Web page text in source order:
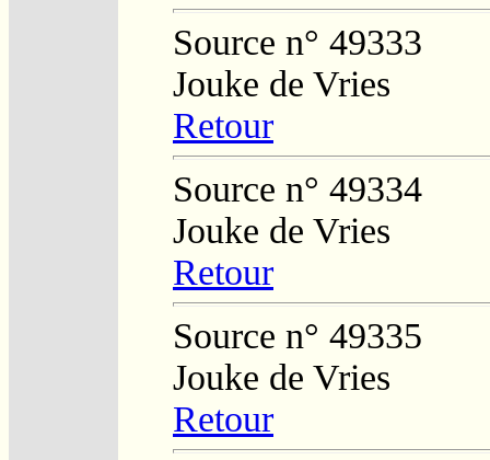
Source n° 49333
Jouke de Vries
Retour
Source n° 49334
Jouke de Vries
Retour
Source n° 49335
Jouke de Vries
Retour